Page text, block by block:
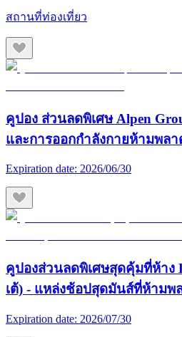
สถานที่ท่องเที่ยว
คูปอง ส่วนลดพิเศษ Alpen
และการออกกำลังกายห้ามพลา
Expiration date: 2026/06/30
คูปองส่วนลดพิเศษสุดคุ้มที่ห้าง
เต้) - แหล่งช้อปสุดมันส์ที่ห้ามพ
Expiration date: 2026/07/30